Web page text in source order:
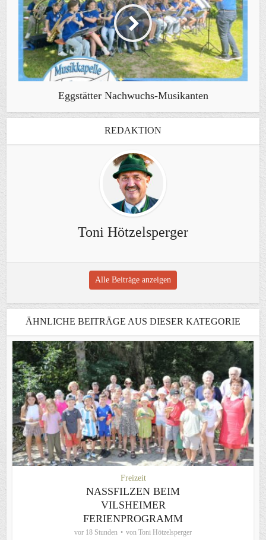
Eggstätter Nachwuchs-Musikanten
REDAKTION
Toni Hötzelsperger
Alle Beiträge anzeigen
ÄHNLICHE BEITRÄGE AUS DIESER KATEGORIE
Freizeit
NASSFILZEN BEIM
VILSHEIMER
FERIENPROGRAMM
vor 18 Stunden von Toni Hötzelsperger